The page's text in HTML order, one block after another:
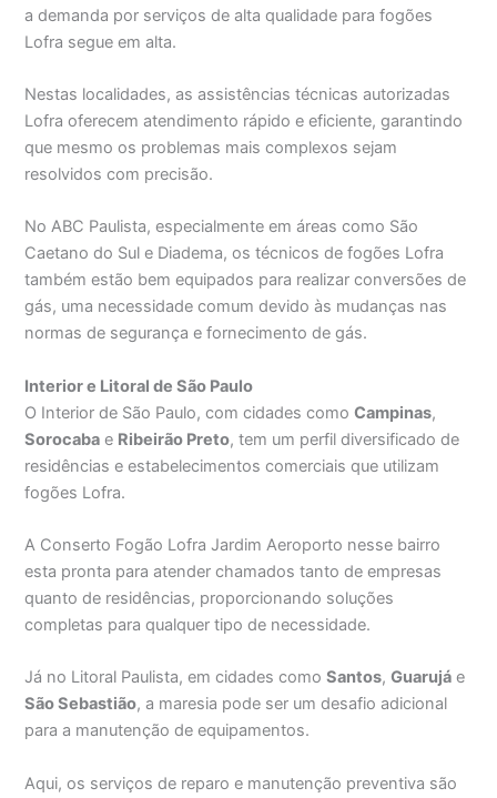
a demanda por serviços de alta qualidade para fogões
Lofra segue em alta.
Nestas localidades, as assistências técnicas autorizadas
Lofra oferecem atendimento rápido e eficiente, garantindo
que mesmo os problemas mais complexos sejam
resolvidos com precisão.
No ABC Paulista, especialmente em áreas como São
Caetano do Sul e Diadema, os técnicos de fogões Lofra
também estão bem equipados para realizar conversões de
gás, uma necessidade comum devido às mudanças nas
normas de segurança e fornecimento de gás.
Interior e Litoral de São Paulo
O Interior de São Paulo, com cidades comoCampinas,
Sorocaba e Ribeirão Preto, tem um perfil diversificado de
residências e estabelecimentos comerciais que utilizam
fogões Lofra.
A Conserto Fogão Lofra Jardim Aeroporto nesse bairro
esta pronta para atender chamados tanto de empresas
quanto de residências, proporcionando soluções
completas para qualquer tipo de necessidade.
Já no Litoral Paulista, em cidades comoSantos,Guarujá e
São Sebastião, a maresia pode ser um desafio adicional
para a manutenção de equipamentos.
Aqui, os serviços de reparo e manutenção preventiva são